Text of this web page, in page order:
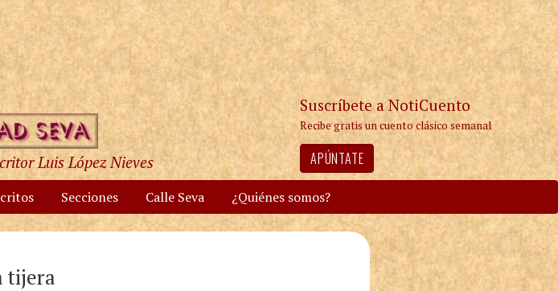
Luis López Nieves
Suscríbete a NotiCuento
Recibe gratis un cuento clásico semanal
APÚNTATE
Secciones Calle Seva ¿Quiénes somos?
tijera